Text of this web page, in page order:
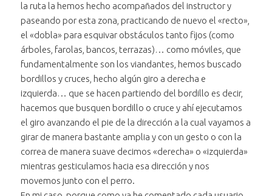
la ruta la hemos hecho acompañados del instructor y
paseando por esta zona, practicando de nuevo el «recto»,
el «dobla» para esquivar obstáculos tanto fijos (como
árboles, farolas, bancos, terrazas)… como móviles, que
fundamentalmente son los viandantes, hemos buscado
bordillos y cruces, hecho algún giro a derecha e
izquierda… que se hacen partiendo del bordillo es decir,
hacemos que busquen bordillo o cruce y ahí ejecutamos
el giro avanzando el pie de la dirección a la cual vayamos a
girar de manera bastante amplia y con un gesto o con la
correa de manera suave decimos «derecha» o «izquierda»
mientras gesticulamos hacia esa dirección y nos
movemos junto con el perro.